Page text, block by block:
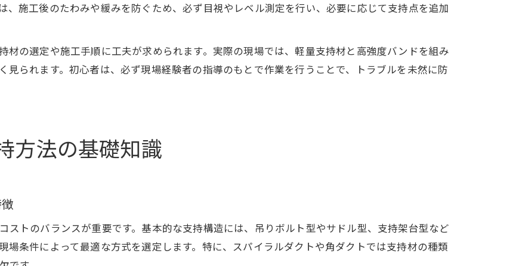
、施工後のたわみや緩みを防ぐため、必ず目視やレベル測定を行い、必要に応じて支持点を追加
材の選定や施工手順に工夫が求められます。実際の現場では、軽量支持材と高強度バンドを組み
見られます。初心者は、必ず現場経験者の指導のもとで作業を行うことで、トラブルを未然に防
方法の基礎知識
ストのバランスが重要です。基本的な支持構造には、吊りボルト型やサドル型、支持架台型など
場条件によって最適な方式を選定します。特に、スパイラルダクトや角ダクトでは支持材の種類